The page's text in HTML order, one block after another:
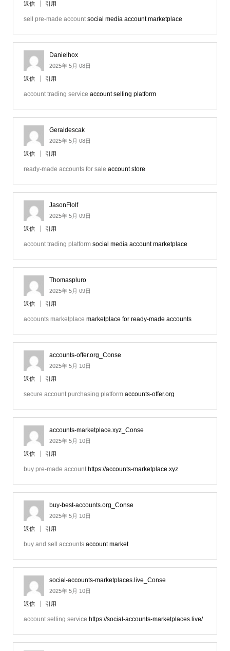
返信 引用
sell pre-made accountsocial media account marketplace
Danielhox
2025年 5月 08日
返信 引用
account trading service account selling platform
Geraldescak
2025年 5月 08日
返信 引用
ready-made accounts for sale account store
JasonFlolf
2025年 5月 09日
返信 引用
account trading platform social media account marketplace
Thomaspluro
2025年 5月 09日
返信 引用
accounts marketplace marketplace for ready-made accounts
accounts-offer.org_Conse
2025年 5月 10日
返信 引用
secure account purchasing platform accounts-offer.org
accounts-marketplace.xyz_Conse
2025年 5月 10日
返信 引用
buy pre-made account https://accounts-marketplace.xyz
buy-best-accounts.org_Conse
2025年 5月 10日
返信 引用
buy and sell accounts account market
social-accounts-marketplaces.live_Conse
2025年 5月 10日
返信 引用
account selling service https://social-accounts-marketplaces.live/